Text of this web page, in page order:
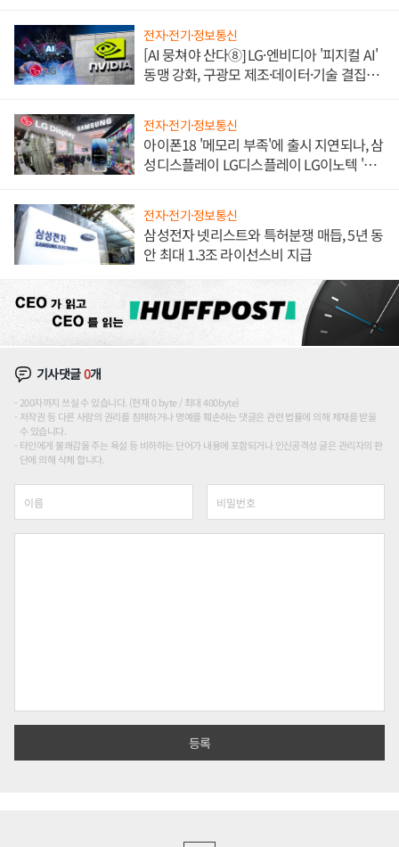
전자·전기·정보통신
[AI 뭉쳐야 산다⑧] LG·엔비디아 '피지컬 AI'
동맹 강화, 구광모 제조·데이터·기술 결집
전자·전기·정보통신
아이폰18 '메모리 부족'에 출시 지연되나, 삼
성디스플레이 LG디스플레이 LG이노텍 '탈
전자·전기·정보통신
삼성전자 넷리스트와 특허분쟁 매듭, 5년 동
안 최대 1.3조 라이선스비 지급
기사댓글0개
200자까지 쓰실 수 있습니다. (현재 0 byte / 최대 400byte)
저작권 등 다른 사람의 권리를 침해하거나 명예를 훼손하는 댓글은 관련 법률에 의해 제재를 받을
수 있습니다.
타인에게 불쾌감을 주는 욕설 등 비하하는 단어가 내용에 포함되거나 인신공격성 글은 관리자의 판
단에 의해 삭제 합니다.